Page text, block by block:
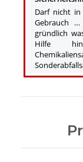
Darf nicht in
Gebrauch
gründlich
Hilfe